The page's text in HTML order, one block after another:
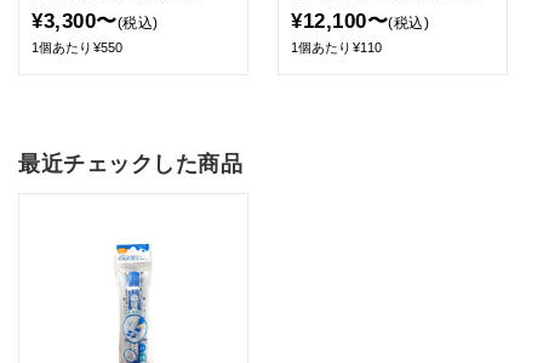
¥3,300〜(税込)
1個あたり¥550
¥12,100〜(税込)
1個あたり¥110
最近チェックした商品